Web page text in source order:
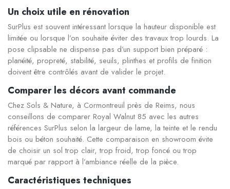
Un choix utile en rénovation
SurPlus est souvent intéressant lorsque la hauteur disponible est
limitée ou lorsque l’on souhaite éviter des travaux trop lourds. La
pose clipsable ne dispense pas d’un support bien préparé :
planéité, propreté, stabilité, seuils, plinthes et profils de finition
doivent être contrôlés avant de valider le projet.
Comparer les décors avant commande
Chez Sols & Nature, à Cormontreuil près de Reims, nous
conseillons de comparer Royal Walnut 85 avec les autres
références SurPlus selon la largeur de lame, la teinte et le rendu
bois ou béton souhaité. Cette comparaison en showroom évite
de choisir un sol trop clair, trop froid, trop foncé ou trop
marqué par rapport à l’ambiance réelle de la pièce.
Caractéristiques techniques